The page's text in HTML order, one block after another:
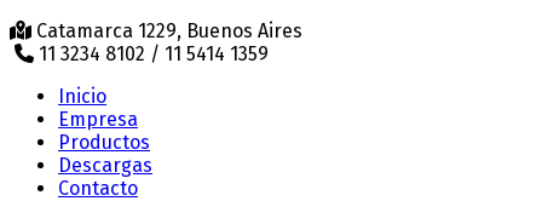
Catamarca 1229, Buenos Aires
11 3234 8102 / 11 5414 1359
Inicio
Empresa
Productos
Descargas
Contacto